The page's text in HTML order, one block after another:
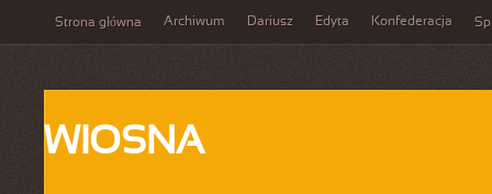
Strona główna Archiwum Dariusz Edyta Konfederacja
WIOSNA